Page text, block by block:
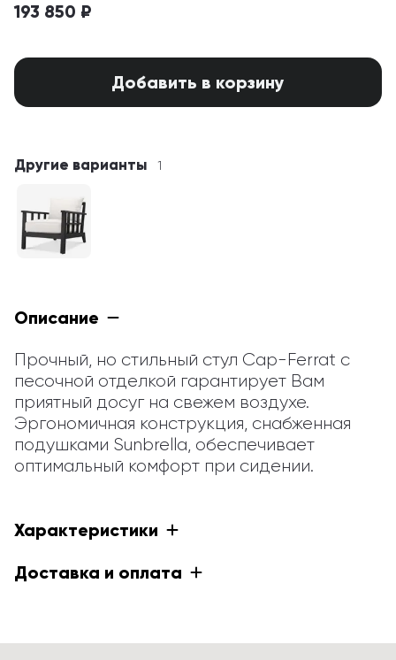
193 850 ₽
Добавить в корзину
Другие варианты 1
Описание
Прочный, но стильный стул Cap-Ferrat с
песочной отделкой гарантирует Вам
приятный досуг на свежем воздухе.
Эргономичная конструкция, снабженная
подушками Sunbrella, обеспечивает
оптимальный комфорт при сидении.
Характеристики
Доставка и оплата